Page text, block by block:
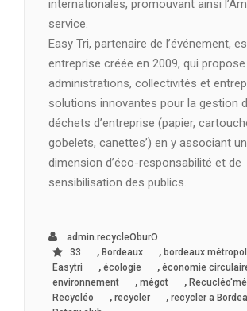
internationales, promouvant ainsi
service.
Easy Tri, partenaire de l’événement,
entreprise créée en 2009, qui
administrations, collectivités et
solutions innovantes pour la gestion
déchets d’entreprise (papier,
gobelets, canettes’) en y associant
dimension d’éco-responsabilité et de
sensibilisation des publics.
admin.recycleOburO
33
, Bordeaux , bordeaux
Easytri , écologie , économie
environnement , mégot ,
Recycléo , recycler , recycler a